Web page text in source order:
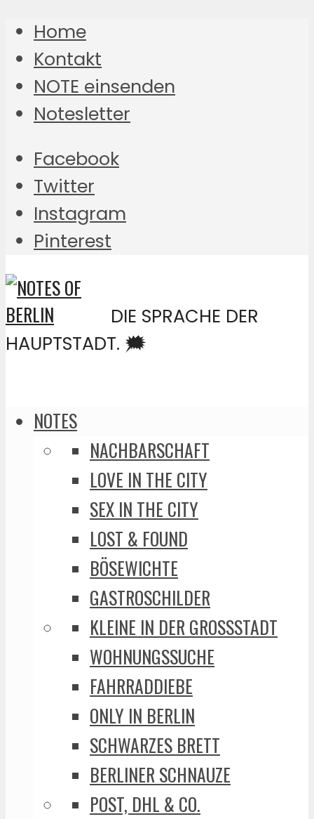
Home
Kontakt
NOTE einsenden
Notesletter
Facebook
Twitter
Instagram
Pinterest
DIE SPRACHE DER
HAUPTSTADT. 🗯️
NOTES
NACHBARSCHAFT
LOVE IN THE CITY
SEX IN THE CITY
LOST & FOUND
BÖSEWICHTE
GASTROSCHILDER
KLEINE IN DER GROSSSTADT
WOHNUNGSSUCHE
FAHRRADDIEBE
ONLY IN BERLIN
SCHWARZES BRETT
BERLINER SCHNAUZE
POST, DHL & CO.